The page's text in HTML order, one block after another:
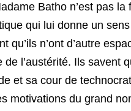
Batho n’est pas la
qui lui donne un
n’ont d’autre
l’austérité. Ils savent
et sa cour de
motivations du grand